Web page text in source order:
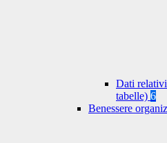
Dati
tabelle) 6
Benessere